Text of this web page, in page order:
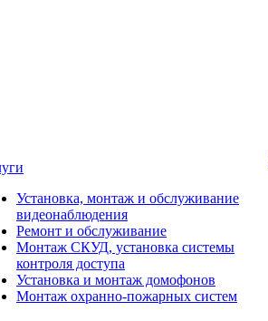
Установка, монтаж и обслуживание
видеонаблюдения
Ремонт и обслуживание
Монтаж СКУД, установка системы
контроля доступа
Установка и монтаж домофонов
Монтаж охранно-пожарных систем